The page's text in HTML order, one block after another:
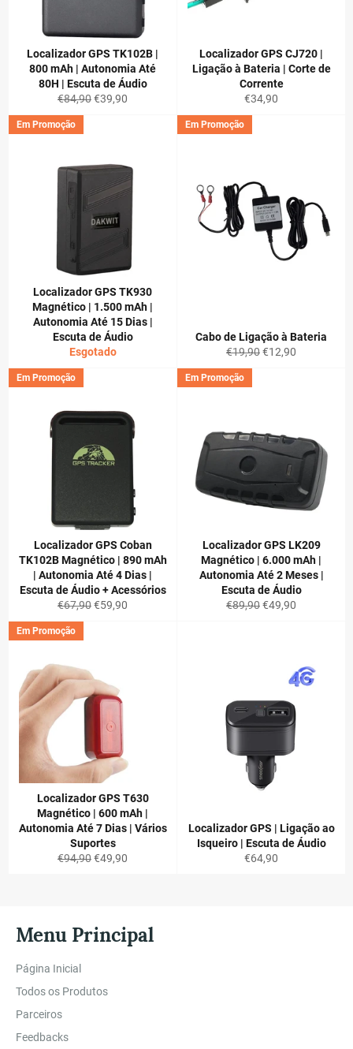
Localizador GPS TK102B |
800 mAh | Autonomia Até
80H | Escuta de Áudio
Preço
normal
€84,90Preço
€39,90
Localizador GPS CJ720 |
Ligação à Bateria | Corte de
Corrente
Preço
normal
€34,90
Localizador GPS TK930
Magnético | 1.500 mAh |
Autonomia Até 15 Dias |
Escuta de Áudio
Esgotado
Em Promoção
Cabo de Ligação à Bateria
Preço
normal
€19,90Preço
€12,90
Em Promoção
Localizador GPS Coban
TK102B Magnético | 890 mAh
| Autonomia Até 4 Dias |
Escuta de Áudio + Acessórios
Preço
normal
€67,90Preço
€59,90
Em Promoção
Localizador GPS LK209
Magnético | 6.000 mAh |
Autonomia Até 2 Meses |
Escuta de Áudio
Preço
€89,90Preço
€49,90
Em Promoção
Localizador GPS T630
Magnético | 600 mAh |
Autonomia Até 7 Dias | Vários
Suportes
Preço
€94,90Preço
€49,90
Em Promoção
Localizador GPS | Ligação ao
Isqueiro | Escuta de Áudio
Preço
€64,90
Menu Principal
Página Inicial
Todos os Produtos
Parceiros
Feedbacks